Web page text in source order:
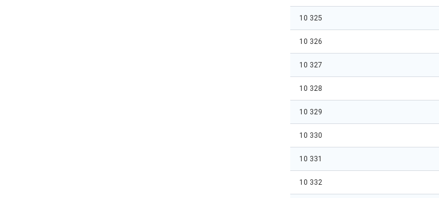
10 325
10 326
10 327
10 328
10 329
10 330
10 331
10 332